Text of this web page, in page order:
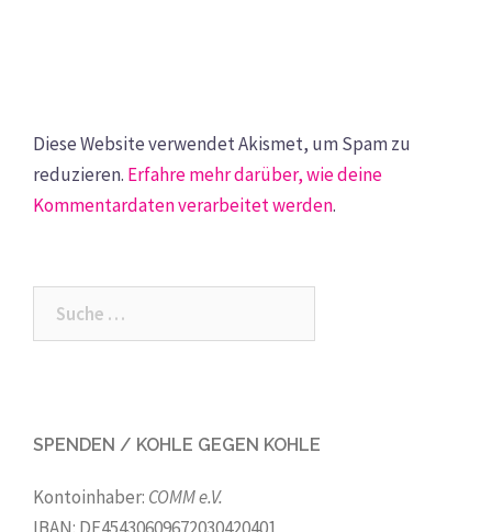
Diese Website verwendet Akismet, um Spam zu
reduzieren. Erfahre mehr darüber, wie deine
Kommentardaten verarbeitet werden.
SPENDEN / KOHLE GEGEN KOHLE
Kontoinhaber: COMM e.V.